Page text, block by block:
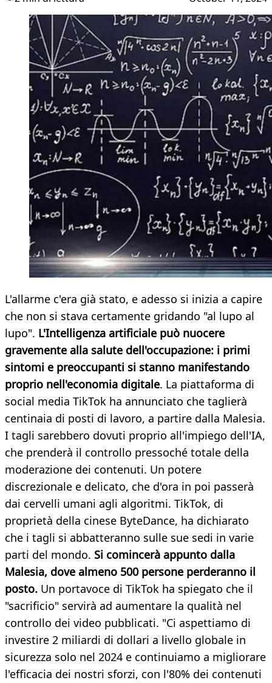
L'allarme c'era già stato, e adesso si inizia a capire
che non si stava certamente gridando "al lupo al
lupo". L'Intelligenza artificiale può nuocere
gravemente alla salute dell'occupazione: i primi
sintomi e preoccupanti si stanno manifestando
proprio nell'economia digitale. La piattaforma di
social media TikTok ha annunciato che taglierà
centinaia di posti di lavoro, a partire dalla Malesia.
I tagli sarebbero dovuti proprio all'impiego dell'IA,
che prenderà il controllo pressoché totale della
moderazione dei contenuti. Un potere
discrezionale e delicato, che d'ora in poi passerà
dai cervelli umani agli algoritmi. TikTok, di
proprietà della cinese ByteDance, ha dichiarato
che i tagli si abbatteranno sulle sue sedi in varie
parti del mondo. Si comincerà appunto dalla
Malesia, dove almeno 500 persone perderanno il
posto. Un portavoce di TikTok ha spiegato che il
"sacrificio" servirà ad aumentare la qualità nel
controllo dei video pubblicati. "Ci aspettiamo di
investire 2 miliardi di dollari a livello globale in
sicurezza solo nel 2024 e continuiamo a migliorare
l'efficacia dei nostri sforzi, con l'80% dei contenuti